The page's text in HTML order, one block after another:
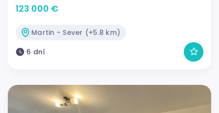
123 000 €
Martin - Sever (+5.8 km)
6 dní